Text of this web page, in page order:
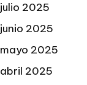
julio 2025
junio 2025
mayo 2025
abril 2025